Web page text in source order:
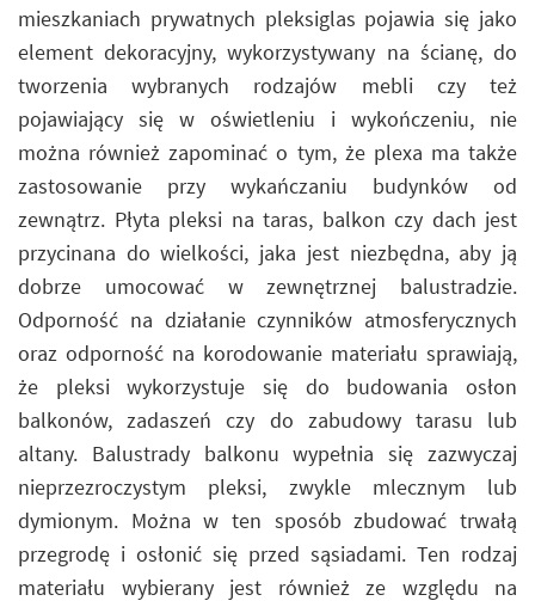
mieszkaniach prywatnych pleksiglas pojawia się jako
element dekoracyjny, wykorzystywany na ścianę, do
tworzenia wybranych rodzajów mebli czy też
pojawiający się w oświetleniu i wykończeniu, nie
można również zapominać o tym, że plexa ma także
zastosowanie przy wykańczaniu budynków od
zewnątrz. Płyta pleksi na taras, balkon czy dach jest
przycinana do wielkości, jaka jest niezbędna, aby ją
dobrze umocować w zewnętrznej balustradzie.
Odporność na działanie czynników atmosferycznych
oraz odporność na korodowanie materiału sprawiają,
że pleksi wykorzystuje się do budowania osłon
balkonów, zadaszeń czy do zabudowy tarasu lub
altany. Balustrady balkonu wypełnia się zazwyczaj
nieprzezroczystym pleksi, zwykle mlecznym lub
dymionym. Można w ten sposób zbudować trwałą
przegrodę i osłonić się przed sąsiadami. Ten rodzaj
materiału wybierany jest również ze względu na